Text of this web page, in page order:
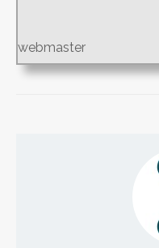
webmaster